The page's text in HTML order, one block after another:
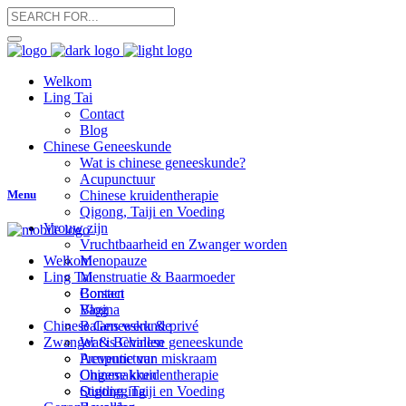
Welkom
Ling Tai
Contact
Blog
Chinese Geneeskunde
Wat is chinese geneeskunde?
Acupunctuur
Chinese kruidentherapie
Qigong, Taiji en Voeding
Vrouw zijn
Vruchtbaarheid en Zwanger worden
Menopauze
Menstruatie & Baarmoeder
Borsten
Vagina
Balans werk & privé
Zwanger & Bevallen
Preventie van miskraam
Ongemakken
Stuitligging
Menu
Welkom
Ling Tai
Contact
Blog
Chinese Geneeskunde
Wat is Chinese geneeskunde
Acupunctuur
Chinese kruidentherapie
Qigong, Taiji en Voeding